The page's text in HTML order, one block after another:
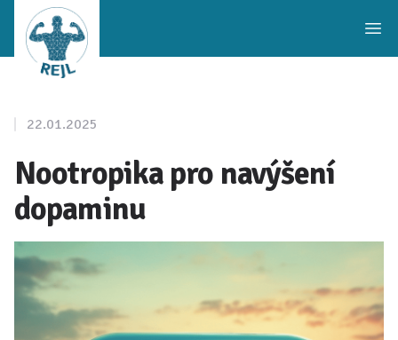
Workflow
Nootropika pro navýšení
dopaminu
22.01.2025